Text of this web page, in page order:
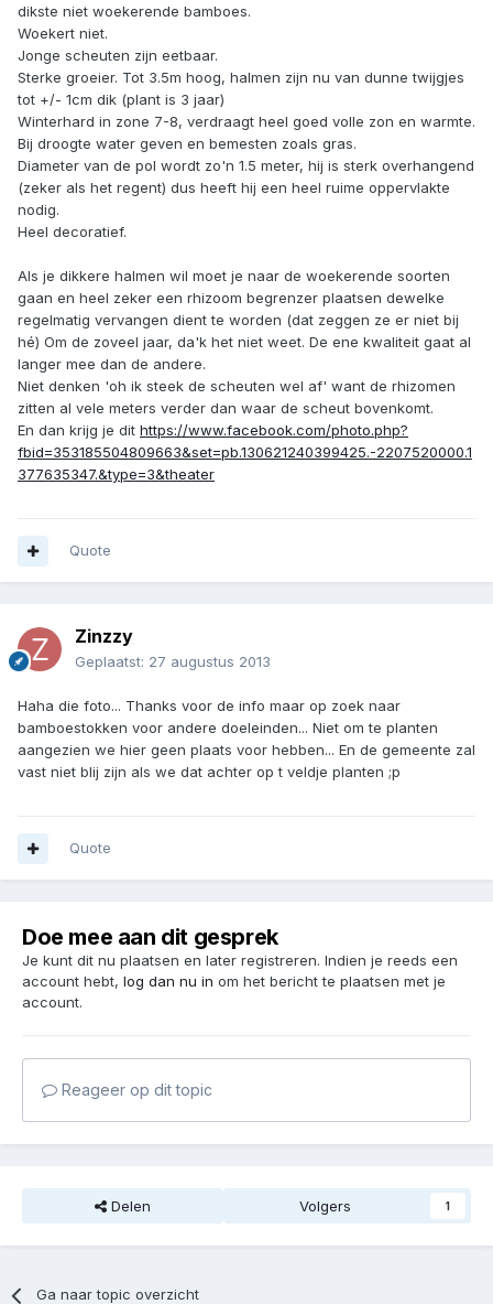
dikste niet woekerende bamboes.
Woekert niet.
Jonge scheuten zijn eetbaar.
Sterke groeier. Tot 3.5m hoog, halmen zijn nu van dunne twijgjes
tot +/- 1cm dik (plant is 3 jaar)
Winterhard in zone 7-8, verdraagt heel goed volle zon en warmte.
Bij droogte water geven en bemesten zoals gras.
Diameter van de pol wordt zo'n 1.5 meter, hij is sterk overhangend
(zeker als het regent) dus heeft hij een heel ruime oppervlakte
nodig.
Heel decoratief.
Als je dikkere halmen wil moet je naar de woekerende soorten
gaan en heel zeker een rhizoom begrenzer plaatsen dewelke
regelmatig vervangen dient te worden (dat zeggen ze er niet bij
hé) Om de zoveel jaar, da'k het niet weet. De ene kwaliteit gaat al
langer mee dan de andere.
Niet denken 'oh ik steek de scheuten wel af' want de rhizomen
zitten al vele meters verder dan waar de scheut bovenkomt.
En dan krijg je dit https://www.facebook.com/photo.php?
fbid=353185504809663&set=pb.130621240399425.-2207520000.1
377635347.&type=3&theater
Quote
Zinzzy
Geplaatst: 27 augustus 2013
Haha die foto... Thanks voor de info maar op zoek naar
bamboestokken voor andere doeleinden... Niet om te planten
aangezien we hier geen plaats voor hebben... En de gemeente zal
vast niet blij zijn als we dat achter op t veldje planten ;p
Quote
Doe mee aan dit gesprek
Je kunt dit nu plaatsen en later registreren. Indien je reeds een
account hebt, log dan nu in om het bericht te plaatsen met je
account.
Reageer op dit topic
Delen Volgers 1
Ga naar topic overzicht